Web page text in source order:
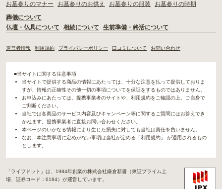
お墓参りのマナー
お墓参りのお供え お墓参りの服装
お墓参りの時期
葬儀について
仏壇・仏具について
相続について 生前準備・終活について
運営者情報 利用規約 プライバシーポリシー 口コミについて お問い合わせ
■当サイトに関する注意事項
当サイトで提供する商品の情報にあたっては、十分な注意を払って提供しておりま
すが、情報の正確性その他一切の事項についてを保証をするものではありません。
お申込みにあたっては、提携事業者のサイトや、利用規約をご確認の上、ご自身で
ご判断ください。
当社では各商品のサービス内容及びキャンペーン等に関するご質問にはお答えでき
かねます。提携事業者に直接お問い合わせください。
本ページのいかなる情報により生じた損失に対しても当社は責任を負いません。
なお、本注意事項に定めがない事項は当社が定める「利用規約」 が適用されるもの
とします。
「ライフドット」は、1984年創業の株式会社鎌倉新書（東証プライム上
場、証券コード：6184）が運営しています。